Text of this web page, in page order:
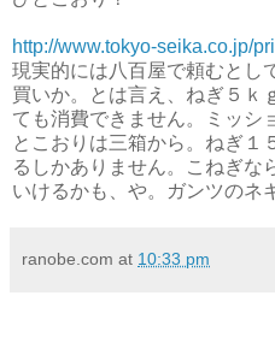
http://www.tokyo-seika.co.jp/
現実的には八百屋で頼むとし
買いか。とは言え、ねぎ５ｋ
ても消費できません。ミッシ
とこおりは三箱から。ねぎ１
るしかありません。こねぎな
いけるかも、や。ガンツのネ
ranobe.com at 10:33 pm